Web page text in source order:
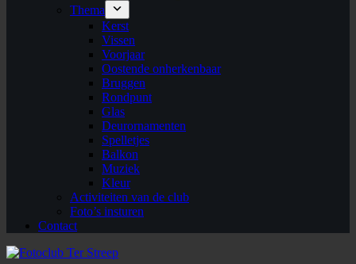
Thema
Kerst
Vissen
Voorjaar
Oostende onherkenbaar
Bruggen
Rondpunt
Glas
Deurornamenten
Spelletjes
Balkon
Muziek
Kleur
Activiteiten van de club
Foto’s insturen
Contact